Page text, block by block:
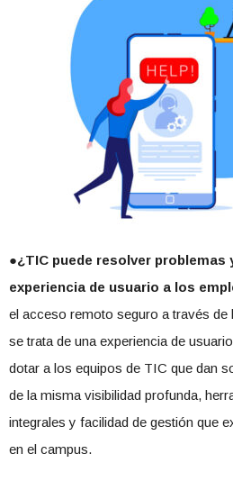
●¿TIC puede resolver problemas
experiencia de usuario a los
el acceso remoto seguro a través de
se trata de una experiencia de
dotar a los equipos de TIC que dan
de la misma visibilidad profunda,
integrales y facilidad de gestión que
en el campus.